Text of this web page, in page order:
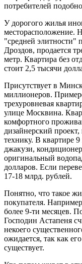
потребителей
У дорогого жилья
месторасположение.
"средней элитности"
Дроздов, продается
метр. Квартира без
стоит 2,5 тысячи
Присутствует в
миллионеров.
трехуровневая
улице Москвина.
комфортного
дизайнерский
технику. В квартире
джакузи,
оригинальный
долларов. Если
17-18 млрд. рублей.
Понятно, что такое
покупателя.
более 9-ти месяцев.
Господин Астапеня
некоего
ожидается, так как
существует.